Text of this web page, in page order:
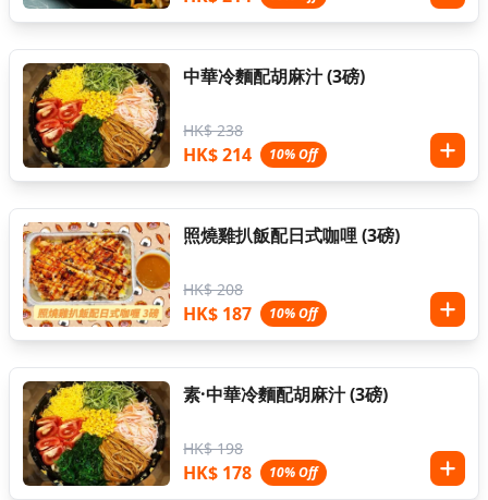
中華冷麵配胡麻汁 (3磅)
HK$ 238
HK$ 214 10% Off
照燒雞扒飯配日式咖哩 (3磅)
HK$ 208
HK$ 187 10% Off
素·中華冷麵配胡麻汁 (3磅)
HK$ 198
HK$ 178 10% Off